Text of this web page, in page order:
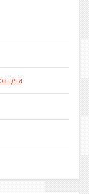
цена